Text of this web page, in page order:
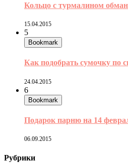
Кольцо с турмалином
15.04.2015
5
Bookmark
Как подобрать сумочку по
24.04.2015
6
Bookmark
Подарок парню на 14
06.09.2015
Рубрики